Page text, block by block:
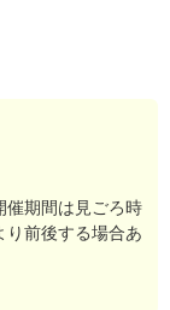
期間は見ごろ時
前後する場合あ